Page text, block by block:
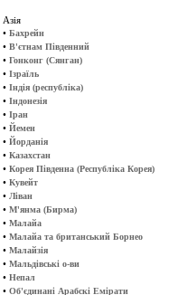
Азія
• Бахрейн
• В'єтнам Південний
• Гонконг (Сянган)
• Ізраїль
• Індія (республіка)
• Індонезія
• Іран
• Йемен
• Йорданія
• Казахстан
• Корея Південна (Республіка Корея)
• Кувейт
• Ліван
• М'янма (Бирма)
• Малайа
• Малайа та британський Борнео
• Малайзія
• Мальдівські о-ви
• Непал
• Об'єдинані Арабскі Емірати